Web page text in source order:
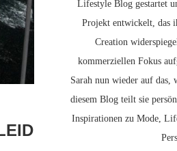
Lifestyle Blog gestartet
Projekt entwickelt, das
Creation
kommerziellen Fokus
Sarah nun wieder auf das,
diesem Blog teilt sie
Inspirationen zu Mode,